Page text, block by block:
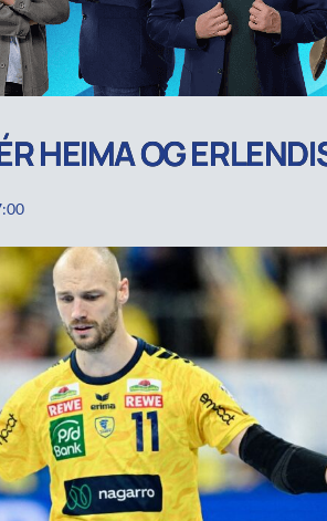
HEIMA OG